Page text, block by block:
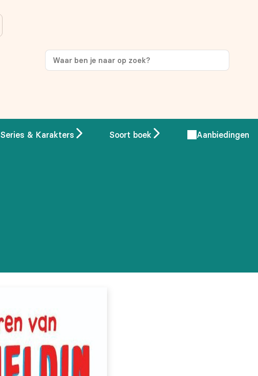
Series & Karakters Soort boek Aanbiedingen
op je eerste aankoop!